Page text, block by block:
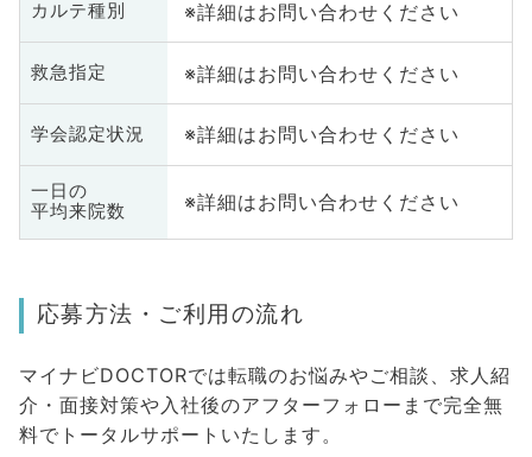
カルテ種別 ※詳細はお問い合わせください
救急指定 ※詳細はお問い合わせください
学会認定状況 ※詳細はお問い合わせください
一日の
平均来院数
※詳細はお問い合わせください
応募方法・ご利用の流れ
マイナビDOCTORでは転職のお悩みやご相談、求人紹
介・面接対策や入社後のアフターフォローまで完全無
料でトータルサポートいたします。